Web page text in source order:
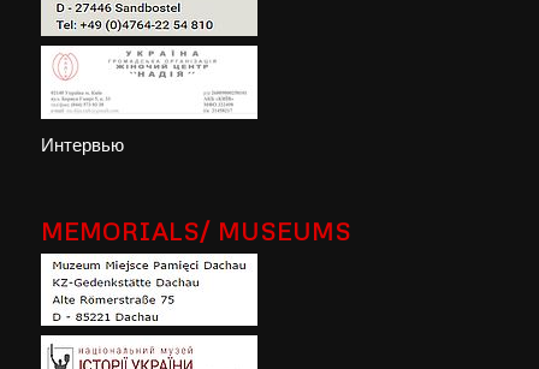
Интервью
MEMORIALS/ MUSEUMS